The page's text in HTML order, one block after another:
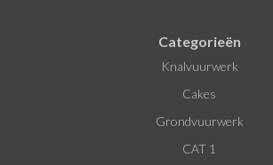
Categorieën
Knalvuurwerk
Cakes
Grondvuurwerk
CAT 1